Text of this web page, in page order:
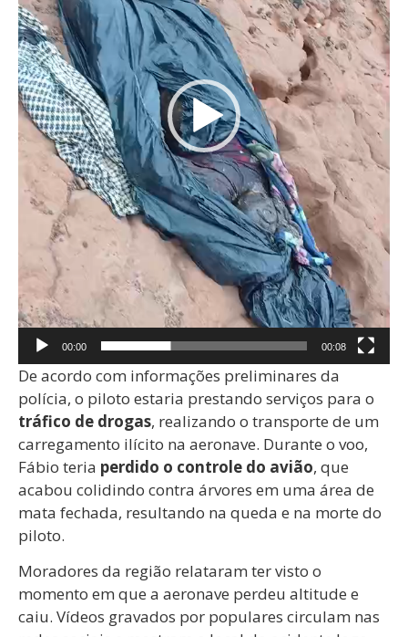
00:00 00:08
De acordo com informações preliminares da
polícia, o piloto estaria prestando serviços para o
tráfico de drogas, realizando o transporte de um
carregamento ilícito na aeronave. Durante o voo,
Fábio teria perdido o controle do avião, que
acabou colidindo contra árvores em uma área de
mata fechada, resultando na queda e na morte do
piloto.
Moradores da região relataram ter visto o
momento em que a aeronave perdeu altitude e
caiu. Vídeos gravados por populares circulam nas